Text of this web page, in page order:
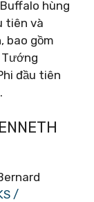
hùng
tiên và
bao gồm
đầu tiên
/